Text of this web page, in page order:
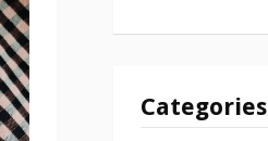
Categories